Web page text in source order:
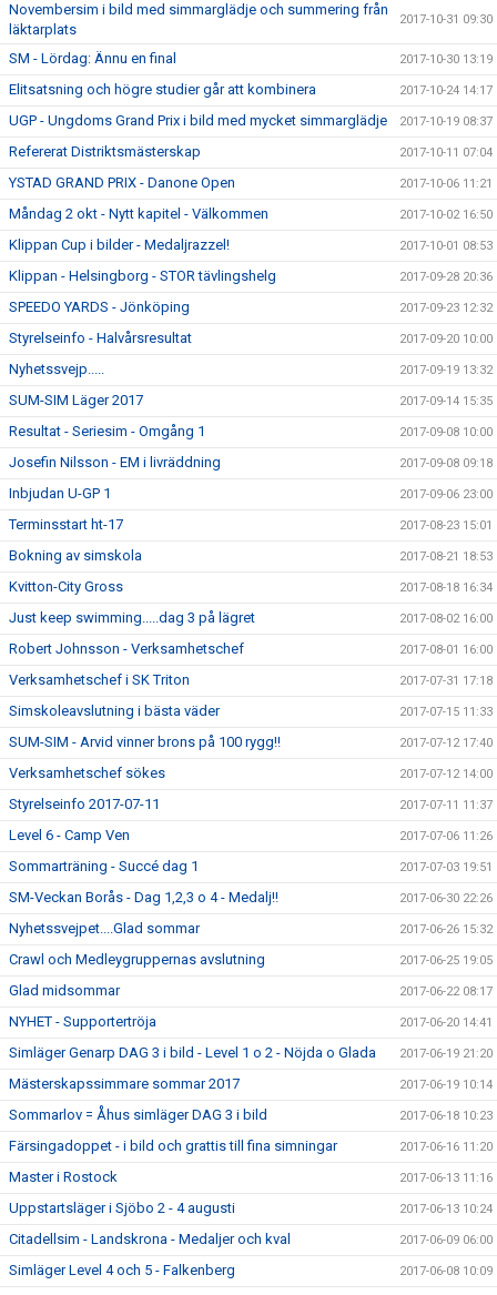
Novembersim i bild med simmarglädje och summering från
läktarplats
2017-10-31 09:30
SM - Lördag: Ännu en final 2017-10-30 13:19
Elitsatsning och högre studier går att kombinera 2017-10-24 14:17
UGP - Ungdoms Grand Prix i bild med mycket simmarglädje 2017-10-19 08:37
Refererat Distriktsmästerskap 2017-10-11 07:04
YSTAD GRAND PRIX - Danone Open 2017-10-06 11:21
Måndag 2 okt - Nytt kapitel - Välkommen 2017-10-02 16:50
Klippan Cup i bilder - Medaljrazzel! 2017-10-01 08:53
Klippan - Helsingborg - STOR tävlingshelg 2017-09-28 20:36
SPEEDO YARDS - Jönköping 2017-09-23 12:32
Styrelseinfo - Halvårsresultat 2017-09-20 10:00
Nyhetssvejp..... 2017-09-19 13:32
SUM-SIM Läger 2017 2017-09-14 15:35
Resultat - Seriesim - Omgång 1 2017-09-08 10:00
Josefin Nilsson - EM i livräddning 2017-09-08 09:18
Inbjudan U-GP 1 2017-09-06 23:00
Terminsstart ht-17 2017-08-23 15:01
Bokning av simskola 2017-08-21 18:53
Kvitton-City Gross 2017-08-18 16:34
Just keep swimming.....dag 3 på lägret 2017-08-02 16:00
Robert Johnsson - Verksamhetschef 2017-08-01 16:00
Verksamhetschef i SK Triton 2017-07-31 17:18
Simskoleavslutning i bästa väder 2017-07-15 11:33
SUM-SIM - Arvid vinner brons på 100 rygg!! 2017-07-12 17:40
Verksamhetschef sökes 2017-07-12 14:00
Styrelseinfo 2017-07-11 2017-07-11 11:37
Level 6 - Camp Ven 2017-07-06 11:26
Sommarträning - Succé dag 1 2017-07-03 19:51
SM-Veckan Borås - Dag 1,2,3 o 4 - Medalj!! 2017-06-30 22:26
Nyhetssvejpet....Glad sommar 2017-06-26 15:32
Crawl och Medleygruppernas avslutning 2017-06-25 19:05
Glad midsommar 2017-06-22 08:17
NYHET - Supportertröja 2017-06-20 14:41
Simläger Genarp DAG 3 i bild - Level 1 o 2 - Nöjda o Glada 2017-06-19 21:20
Mästerskapssimmare sommar 2017 2017-06-19 10:14
Sommarlov = Åhus simläger DAG 3 i bild 2017-06-18 10:23
Färsingadoppet - i bild och grattis till fina simningar 2017-06-16 11:20
Master i Rostock 2017-06-13 11:16
Uppstartsläger i Sjöbo 2 - 4 augusti 2017-06-13 10:24
Citadellsim - Landskrona - Medaljer och kval 2017-06-09 06:00
Simläger Level 4 och 5 - Falkenberg 2017-06-08 10:09